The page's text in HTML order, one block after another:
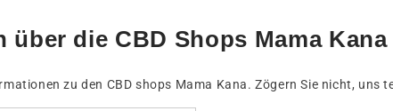
die CBD Shops Mama
zu den CBD shops Mama Kana. Zögern Sie nicht,